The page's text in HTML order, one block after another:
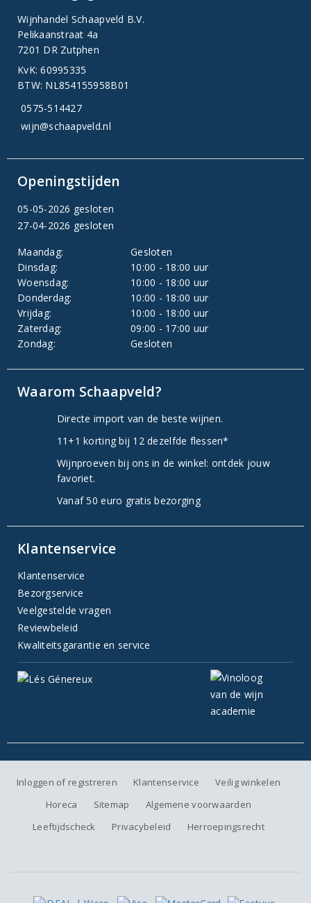
Wijnhandel Schaapveld B.V.
Pelikaanstraat 4a
7201 DR Zutphen
KvK: 60995335
BTW: NL854155958B01
0575-514427
wijn@schaapveld.nl
Openingstijden
05-05-2026 gesloten
27-04-2026 gesloten
Maandag:
Gesloten
Dinsdag:
10:00 - 18:00 uur
Woensdag:
10:00 - 18:00 uur
Donderdag:
10:00 - 18:00 uur
Vrijdag:
10:00 - 18:00 uur
Zaterdag:
09:00 - 17:00 uur
Zondag:
Gesloten
Waarom Schaapveld?
Directe import van de beste wijnen.
11+1 korting bij 12 dezelfde flessen*
Wijnproeven bij ons in de winkel: ontdek jouw
favoriet.
Vanaf 50 euro gratis bezorging
Klantenservice
Klantenservice
Bezorgservice
Veelgestelde vragen
Reviewbeleid
Kwaliteitsgarantie en service
Inloggen of registreren Klantenservice
Veilig winkelen
Horeca
Sitemap
Algemene voorwaarden
Leeftijdscheck
Privacybeleid Herroepingsrecht